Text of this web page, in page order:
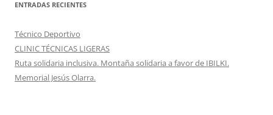
ENTRADAS RECIENTES
Técnico Deportivo
CLINIC TÉCNICAS LIGERAS
Ruta solidaria inclusiva. Montaña solidaria a favor de IBILKI.
Memorial Jesús Olarra.